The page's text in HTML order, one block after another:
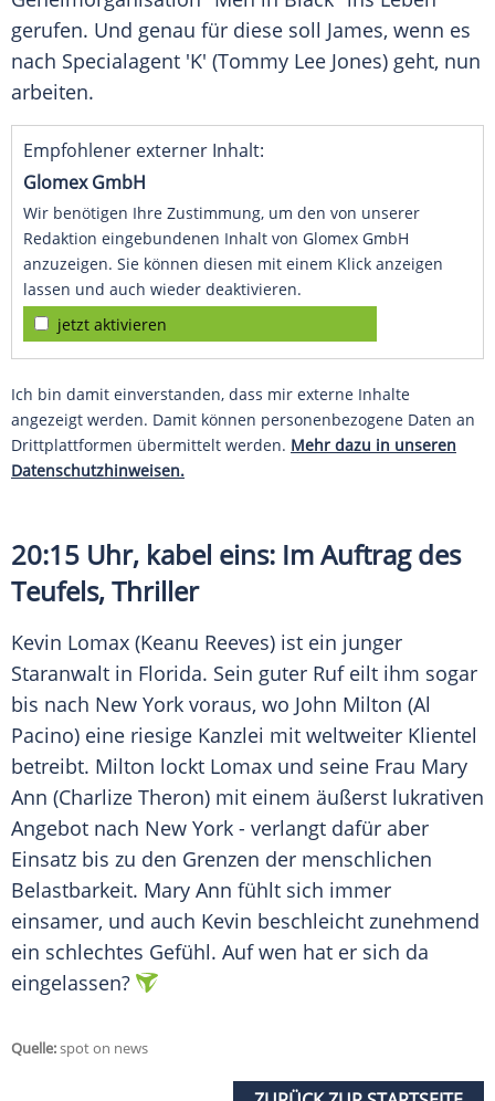
gerufen. Und genau für diese soll James, wenn es
nach Specialagent 'K' (Tommy Lee Jones) geht, nun
arbeiten.
Empfohlener externer Inhalt:
Glomex GmbH
Wir benötigen Ihre Zustimmung, um den von unserer
Redaktion eingebundenen Inhalt von Glomex GmbH
anzuzeigen. Sie können diesen mit einem Klick anzeigen
lassen und auch wieder deaktivieren.
jetzt aktivieren
Ich bin damit einverstanden, dass mir externe Inhalte
angezeigt werden. Damit können personenbezogene Daten an
Drittplattformen übermittelt werden. Mehr dazu in unseren
Datenschutzhinweisen.
20:15 Uhr, kabel eins: Im Auftrag des
Teufels, Thriller
Kevin Lomax (Keanu Reeves) ist ein junger
Staranwalt in Florida. Sein guter Ruf eilt ihm sogar
bis nach New York voraus, wo John Milton (Al
Pacino) eine riesige Kanzlei mit weltweiter Klientel
betreibt. Milton lockt Lomax und seine Frau Mary
Ann (Charlize Theron) mit einem äußerst lukrativen
Angebot nach New York - verlangt dafür aber
Einsatz bis zu den Grenzen der menschlichen
Belastbarkeit. Mary Ann fühlt sich immer
einsamer, und auch Kevin beschleicht zunehmend
ein schlechtes Gefühl. Auf wen hat er sich da
eingelassen?
Quelle:spot on news